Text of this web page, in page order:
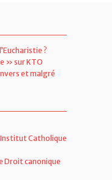
?
» sur KTO
et malgré